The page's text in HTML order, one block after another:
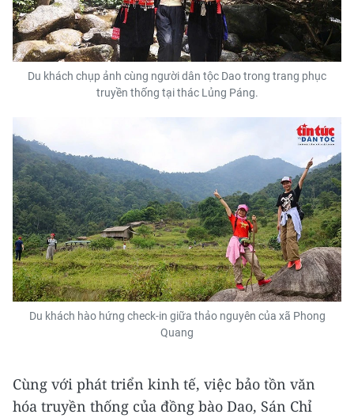
Du khách chụp ảnh cùng người dân tộc Dao trong trang phục
truyền thống tại thác Lủng Páng.
Du khách hào hứng check-in giữa thảo nguyên của xã Phong
Quang
Cùng với phát triển kinh tế, việc bảo tồn văn
hóa truyền thống của đồng bào Dao, Sán Chỉ